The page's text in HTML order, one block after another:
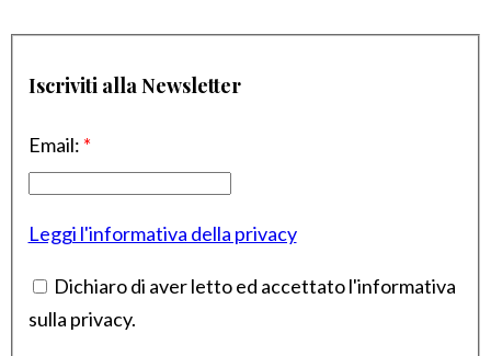
Iscriviti alla Newsletter
Email: *
Leggi l'informativa della privacy
Dichiaro di aver letto ed accettato l'informativa
sulla privacy.